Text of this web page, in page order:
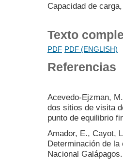
Capacidad de
Texto
PDF PDF (ENGLISH)
Referencias
Acevedo-Ejzman,
dos sitios de visita
punto de equilibrio
Amador, E., Cayot,
Determinación de
Nacional